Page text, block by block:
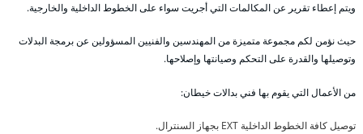
ويتم إعطاء تقرير عن المكالمات التي أجريت سواء على الخطوط الداخلية والخارجية.
حيث نؤمن لكم مجموعة متميزة من المهندسين والفنيين المسؤولين عن برمجة البدلات
وتوصيلها والقدرة على التحكم وصيانتها وإصلاحها.
من الأعمال التي يقوم بها فني بدالات خيطان:
توصيل كافة الخطوط الداخلية EXT بجهاز السنترال.